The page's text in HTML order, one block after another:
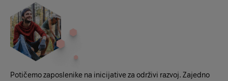
Potičemo zaposlenike na inicijative za održivi razvoj. Zajedno